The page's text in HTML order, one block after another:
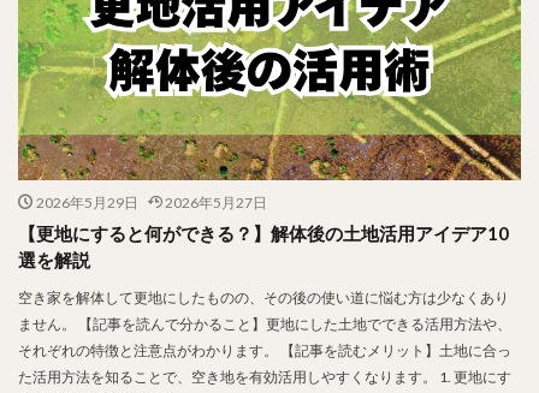
2026年5月29日 2026年5月27日
【更地にすると何ができる？】解体後の土地活用アイデア10
選を解説
空き家を解体して更地にしたものの、その後の使い道に悩む方は少なくあり
ません。 【記事を読んで分かること】更地にした土地でできる活用方法や、
それぞれの特徴と注意点がわかります。 【記事を読むメリット】土地に合っ
た活用方法を知ることで、空き地を有効活用しやすくなります。 1. 更地にす